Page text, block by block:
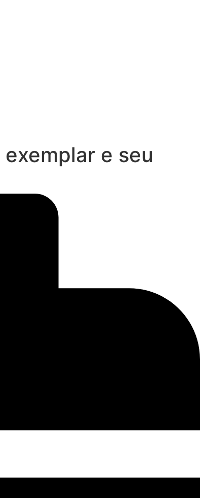
e seu